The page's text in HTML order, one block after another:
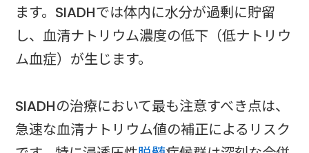
ます。SIADHでは体内に水分が過剰に貯留
し、血清ナトリウム濃度の低下（低ナトリウ
ム血症）が生じます。
SIADHの治療において最も注意すべき点は、
急速な血清ナトリウム値の補正によるリスク